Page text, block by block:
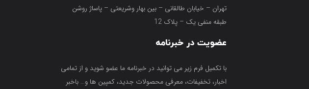
تهران – خیابان طالقانی – بین بهار وشریعتی – پاساژ روشن
طبقه منفی یک – پلاک 12
عضویت در خبرنامه
با تکمیل فرم زیر می توانید در خبرنامه ما عضو شوید و از تمامی
اخبار، تخفیفات، معرفی محصولات جدید، کمپین ها و… باخبر